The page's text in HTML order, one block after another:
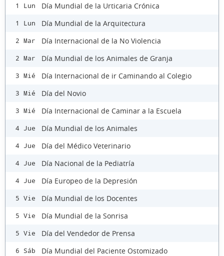
1 Lun Día Mundial de la Urticaria Crónica
1 Lun Día Mundial de la Arquitectura
2 Mar Día Internacional de la No Violencia
2 Mar Día Mundial de los Animales de Granja
3 Mié Día Internacional de ir Caminando al Colegio
3 Mié Día del Novio
3 Mié Día Internacional de Caminar a la Escuela
4 Jue Día Mundial de los Animales
4 Jue Día del Médico Veterinario
4 Jue Día Nacional de la Pediatría
4 Jue Día Europeo de la Depresión
5 Vie Día Mundial de los Docentes
5 Vie Día Mundial de la Sonrisa
5 Vie Día del Vendedor de Prensa
6 Sáb Día Mundial del Paciente Ostomizado